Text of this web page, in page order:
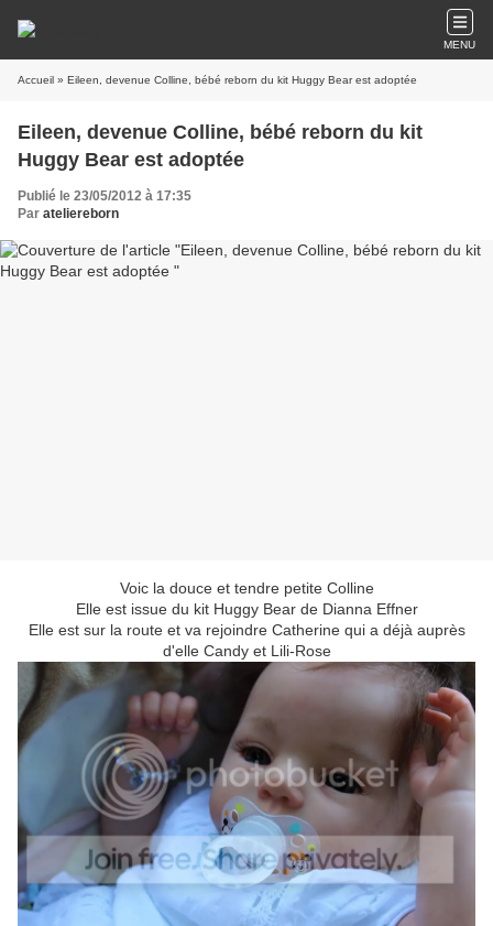
MENU
Accueil » Eileen, devenue Colline, bébé reborn du kit Huggy Bear est adoptée
Eileen, devenue Colline, bébé reborn du kit
Huggy Bear est adoptée
Publié le 23/05/2012 à 17:35
Par ateliereborn
Voic la douce et tendre petite Colline
Elle est issue du kit Huggy Bear de Dianna Effner
Elle est sur la route et va rejoindre Catherine qui a déjà auprès
d'elle Candy et Lili-Rose